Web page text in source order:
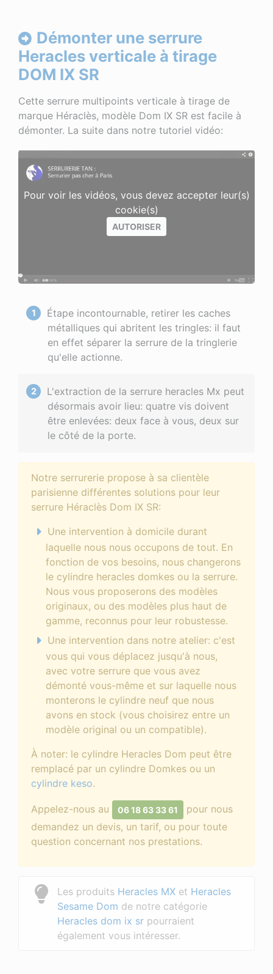
Démonter une serrure
Heracles verticale à tirage
DOM IX SR
Cette serrure multipoints verticale à tirage de
marque Héraclès, modèle Dom IX SR est facile à
démonter. La suite dans notre tutoriel vidéo:
Pour voir les vidéos, vous devez accepter leur(s)
cookie(s)
AUTORISER
Étape incontournable, retirer les caches
métalliques qui abritent les tringles: il faut
en effet séparer la serrure de la tringlerie
qu'elle actionne.
L'extraction de la serrure heracles Mx peut
désormais avoir lieu: quatre vis doivent
être enlevées: deux face à vous, deux sur
le côté de la porte.
Notre serrurerie propose à sa clientèle
parisienne différentes solutions pour leur
serrure Héraclès Dom IX SR:
Une intervention à domicile durant
laquelle nous nous occupons de tout. En
fonction de vos besoins, nous changerons
le cylindre heracles domkes ou la serrure.
Nous vous proposerons des modèles
originaux, ou des modèles plus haut de
gamme, reconnus pour leur robustesse.
Une intervention dans notre atelier: c'est
vous qui vous déplacez jusqu'à nous,
avec votre serrure que vous avez
démonté vous-même et sur laquelle nous
monterons le cylindre neuf que nous
avons en stock (vous choisirez entre un
modèle original ou un compatible).
À noter: le cylindre Heracles Dom peut être
remplacé par un cylindre Domkes ou un
cylindre keso.
Appelez-nous au 06 18 63 33 61
pour nous
demandez un devis, un tarif, ou pour toute
question concernant nos prestations.
Les produits Heracles MX et Heracles
Sesame Dom de notre catégorie
Heracles dom ix sr pourraient
également vous intéresser.